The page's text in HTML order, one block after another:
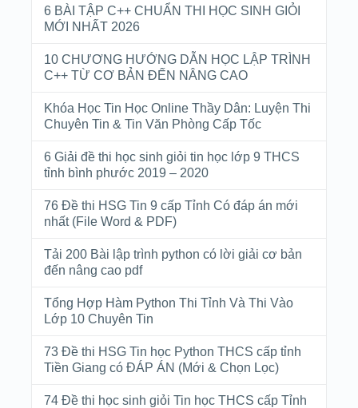
6 BÀI TẬP C++ CHUẨN THI HỌC SINH GIỎI
MỚI NHẤT 2026
10 CHƯƠNG HƯỚNG DẪN HỌC LẬP TRÌNH
C++ TỪ CƠ BẢN ĐẾN NÂNG CAO
Khóa Học Tin Học Online Thầy Dân: Luyện Thi
Chuyên Tin & Tin Văn Phòng Cấp Tốc
6 Giải đề thi học sinh giỏi tin học lớp 9 THCS
tỉnh bình phước 2019 – 2020
76 Đề thi HSG Tin 9 cấp Tỉnh Có đáp án mới
nhất (File Word & PDF)
Tải 200 Bài lập trình python có lời giải cơ bản
đến nâng cao pdf
Tổng Hợp Hàm Python Thi Tỉnh Và Thi Vào
Lớp 10 Chuyên Tin
73 Đề thi HSG Tin học Python THCS cấp tỉnh
Tiền Giang có ĐÁP ÁN (Mới & Chọn Lọc)
74 Đề thi học sinh giỏi Tin học THCS cấp Tỉnh